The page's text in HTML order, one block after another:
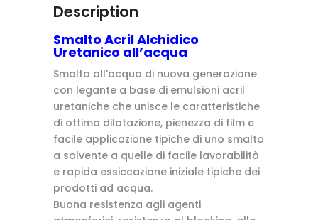
Description
Smalto Acril Alchidico
Uretanico all’acqua
Smalto all’acqua di nuova generazione
con legante a base di emulsioni acril
uretaniche che unisce le caratteristiche
di ottima dilatazione, pienezza di film e
facile applicazione tipiche di uno smalto
a solvente a quelle di facile lavorabilità
e rapida essiccazione iniziale tipiche dei
prodotti ad acqua.
Buona resistenza agli agenti